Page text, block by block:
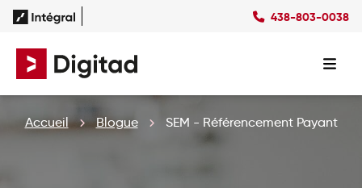
438-803-0038
SEM
Forfaits
Forfaits SEM
Forfaits Display
SuccèsCultureRessourcesEN
Accueil Blogue SEM - Référencement Payant